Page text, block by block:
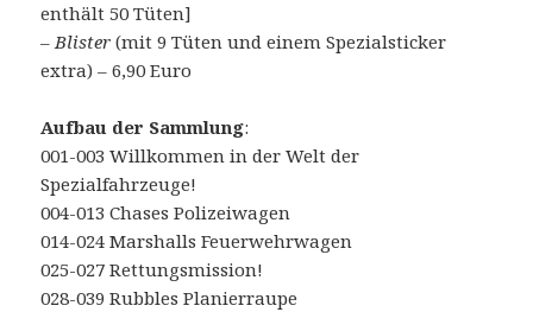
enthält 50 Tüten]
–Blister (mit 9 Tüten und einem Spezialsticker
extra) – 6,90 Euro
Aufbau der Sammlung:
001-003 Willkommen in der Welt der
Spezialfahrzeuge!
004-013 Chases Polizeiwagen
014-024 Marshalls Feuerwehrwagen
025-027 Rettungsmission!
028-039 Rubbles Planierraupe